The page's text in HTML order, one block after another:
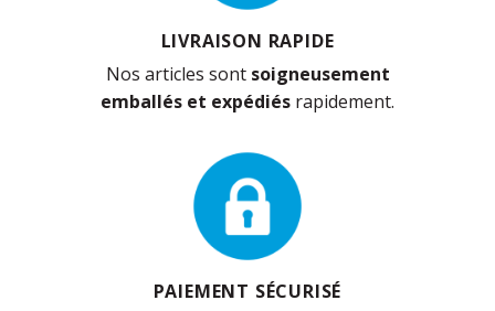
LIVRAISON RAPIDE
Nos articles sont soigneusement
emballés et expédiés rapidement.
PAIEMENT SÉCURISÉ